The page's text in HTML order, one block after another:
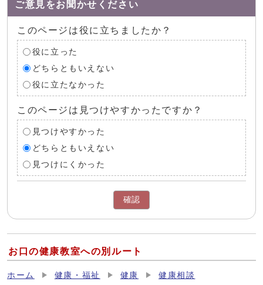
ご意見をお聞かせください
このページは役に立ちましたか？
役に立った
どちらともいえない
役に立たなかった
このページは見つけやすかったですか？
見つけやすかった
どちらともいえない
見つけにくかった
確認
お口の健康教室への別ルート
ホーム 健康・福祉 健康 健康相談